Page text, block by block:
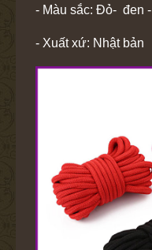
- Màu sắc: Đỏ- đen
- Xuất xứ: Nhật bản